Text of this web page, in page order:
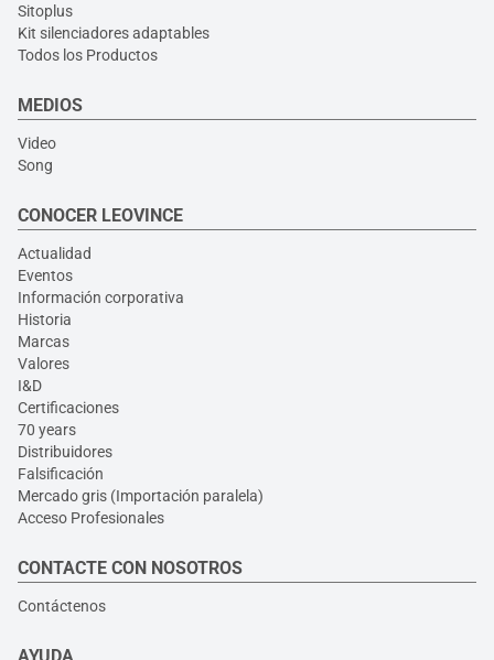
Sitoplus
Kit silenciadores adaptables
Todos los Productos
MEDIOS
Video
Song
CONOCER LEOVINCE
Actualidad
Eventos
Información corporativa
Historia
Marcas
Valores
I&D
Certificaciones
70 years
Distribuidores
Falsificación
Mercado gris (Importación paralela)
Acceso Profesionales
CONTACTE CON NOSOTROS
Contáctenos